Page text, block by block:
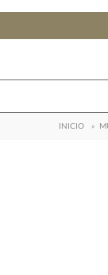
INICIO »